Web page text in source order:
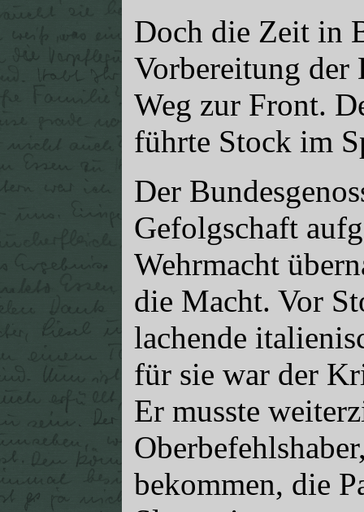
Doch die Zeit in
Vorbereitung der
Weg zur Front.
führte Stock im
Der
Gefolgschaft
Wehrmacht
die Macht. Vor
lachende
für sie war der
Er musste
bekommen, die